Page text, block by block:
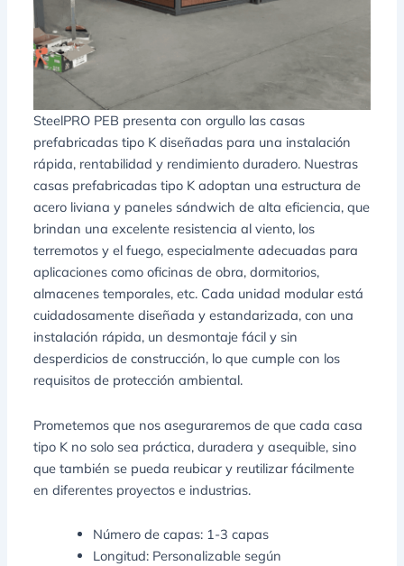
SteelPRO PEB presenta con orgullo las casas
prefabricadas tipo K diseñadas para una instalación
rápida, rentabilidad y rendimiento duradero. Nuestras
casas prefabricadas tipo K adoptan una estructura de
acero liviana y paneles sándwich de alta eficiencia, que
brindan una excelente resistencia al viento, los
terremotos y el fuego, especialmente adecuadas para
aplicaciones como oficinas de obra, dormitorios,
almacenes temporales, etc. Cada unidad modular está
cuidadosamente diseñada y estandarizada, con una
instalación rápida, un desmontaje fácil y sin
desperdicios de construcción, lo que cumple con los
requisitos de protección ambiental.
Prometemos que nos aseguraremos de que cada casa
tipo K no solo sea práctica, duradera y asequible, sino
que también se pueda reubicar y reutilizar fácilmente
en diferentes proyectos e industrias.
Número de capas: 1-3 capas
Longitud: Personalizable según